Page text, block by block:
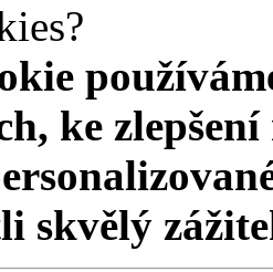
ke
skvělý